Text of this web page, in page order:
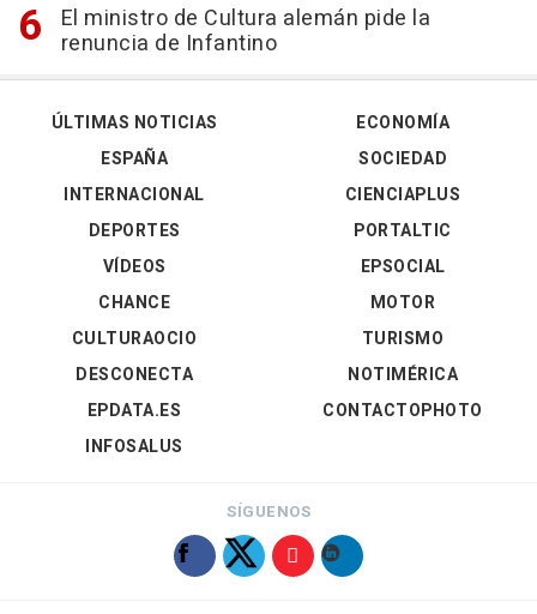
El ministro de Cultura alemán pide la
renuncia de Infantino
ÚLTIMAS NOTICIAS
ESPAÑA
INTERNACIONAL
DEPORTES
VÍDEOS
ECONOMÍA
SOCIEDAD
CIENCIAPLUS
PORTALTIC
EPSOCIAL
CHANCE
CULTURAOCIO
DESCONECTA
EPDATA.ES
INFOSALUS
MOTOR
TURISMO
NOTIMÉRICA
CONTACTOPHOTO
SÍGUENOS